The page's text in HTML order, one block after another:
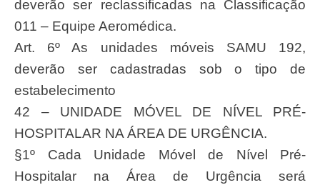
deverão ser reclassificadas na Classificação
011 – Equipe Aeromédica.
Art. 6º As unidades móveis SAMU 192,
deverão ser cadastradas sob o tipo de
estabelecimento
42 – UNIDADE MÓVEL DE NÍVEL PRÉ-
HOSPITALAR NA ÁREA DE URGÊNCIA.
§1º Cada Unidade Móvel de Nível Pré-
Hospitalar na Área de Urgência será